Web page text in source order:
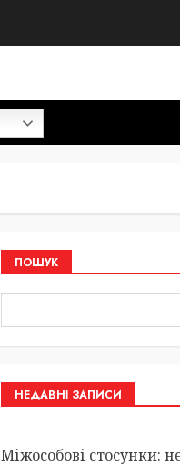
ПОШУК
НЕДАВНІ ЗАПИСИ
Міжособові стосунки: